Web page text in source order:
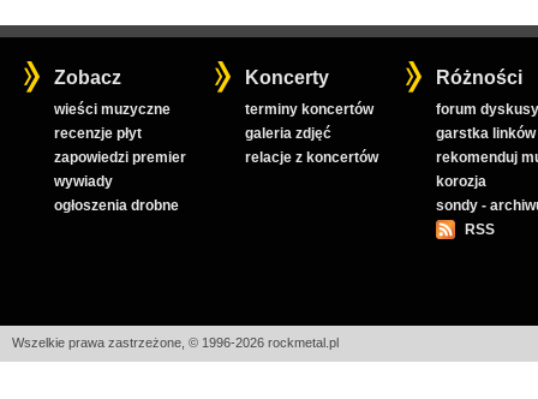
Zobacz
wieści muzyczne
recenzje płyt
zapowiedzi premier
wywiady
ogłoszenia drobne
Koncerty
terminy koncertów
galeria zdjęć
relacje z koncertów
Różności
forum
garstka linków
rekomenduj
korozja
sondy -
RSS
Wszelkie prawa zastrzeżone, © 1996-2026 rockmetal.pl